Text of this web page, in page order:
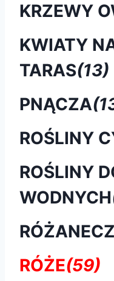
KRZEWY
KWIATY
TARAS(13)
PNĄCZA
ROŚLINY
ROŚLINY
WODNYCH
RÓŻE(59)